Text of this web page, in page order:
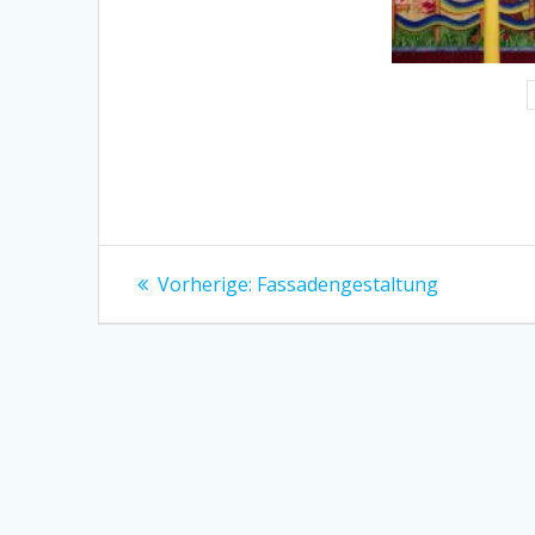
Beitragsnavigation
Vorherige: Vorheriger
Fassadengestaltung